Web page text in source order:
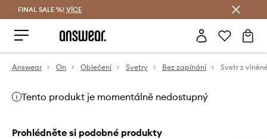
FINAL SALE %! VÍCE
Answear On Oblečení Svetry Bez zapínání Svetr z
Tento produkt je momentálně nedostupný
Prohlédněte si podobné produkty